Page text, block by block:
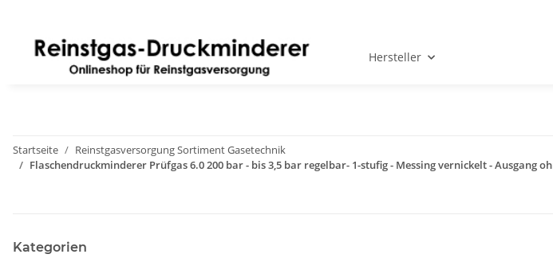
Hersteller
Startseite
Reinstgasversorgung Sortiment Gasetechnik
Flaschendruckminderer Prüfgas 6.0 200 bar - bis 3,5 bar regelbar- 1-stufig - Messing vernickelt - Ausgang
Kategorien